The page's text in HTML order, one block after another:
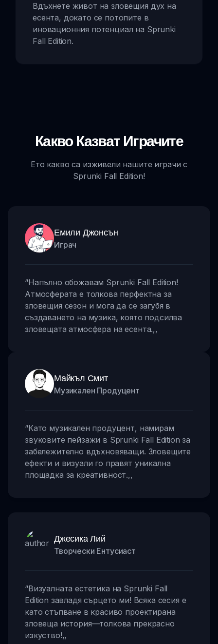
Вдъхнете живот на зловещия дух на
есента, докато се потопите в
иновационния потенциал на Sprunki
Fall Edition.
Какво Казват Играчите
Ето какво са изживели нашите играчи с
Sprunki Fall Edition!
Емили Джонсън
Играч
“Напълно обожавам Sprunki Fall Edition!
Атмосферата е толкова перфектна за
зловещия сезон и мога да се загубя в
създаването на музика, която подсилва
зловещата атмосфера на есента.,,
Майкъл Смит
Музикален Продуцент
“Като музикален продуцент, намирам
звуковите пейзажи в Sprunki Fall Edition за
забележително вдъхновяващи. Зловещите
ефекти и визуали го правят уникална
площадка за креативност.,,
Джесика Лий
Творчески Ентусиаст
“Визуалната естетика на Sprunki Fall
Edition завладя сърцето ми! Всяка сесия е
като стъпване в красиво проектирана
зловеща история—толкова прекрасно
изкуство!,,